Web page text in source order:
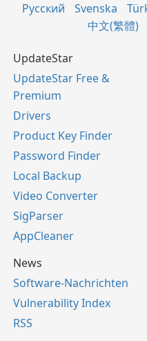
Русский
Svenska
中文(繁體)
UpdateStar
UpdateStar Free &
Premium
Drivers
Product Key Finder
Password Finder
Local Backup
Video Converter
SigParser
AppCleaner
News
Software-Nachrichten
Vulnerability Index
RSS